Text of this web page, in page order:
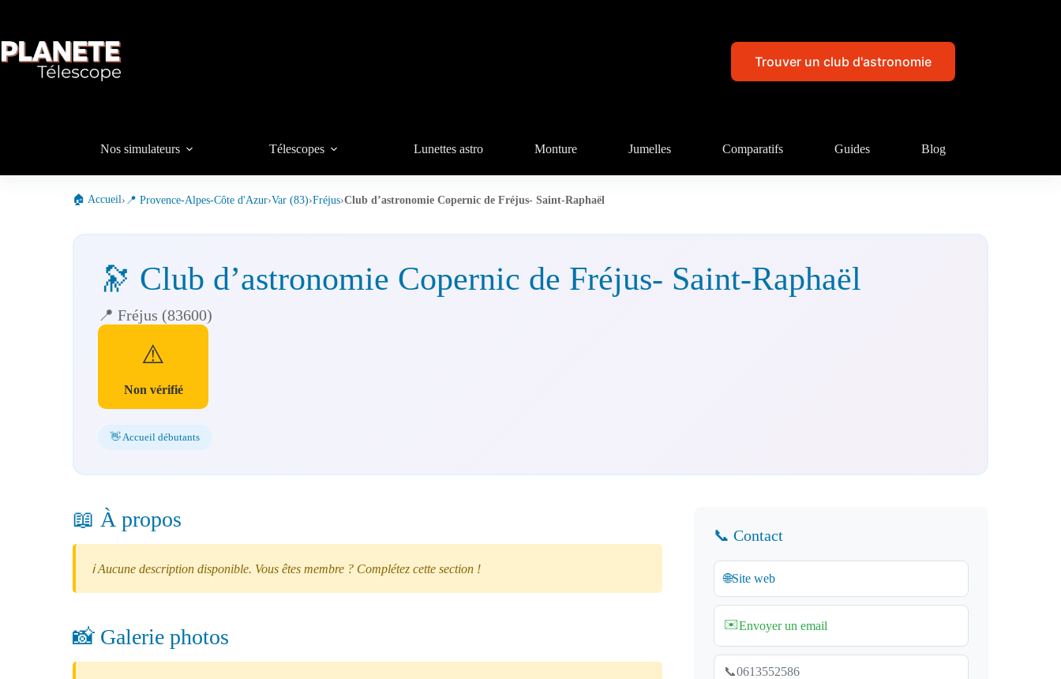
Trouver un club d'astronomie
Nos simulateurs Télescopes Lunettes astro Monture Jumelles Comparatifs Guides Blog
🏠 Accueil› 📍 Provence-Alpes-Côte d'Azur›Var (83)›Fréjus›Club d’astronomie Copernic de Fréjus- Saint-Raphaël
🔭 Club d’astronomie Copernic de Fréjus- Saint-Raphaël
📍 Fréjus (83600)
⚠️
Non vérifié
👋 Accueil débutants
📖 À propos
ℹ️ Aucune description disponible. Vous êtes membre ? Complétez cette section !
📸 Galerie photos
📞 Contact
🌐Site web
✉️Envoyer un email
📞0613552586